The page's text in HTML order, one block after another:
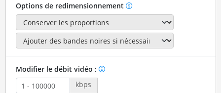
Options de redimensionnement
Modifier le débit vidéo :
kbps